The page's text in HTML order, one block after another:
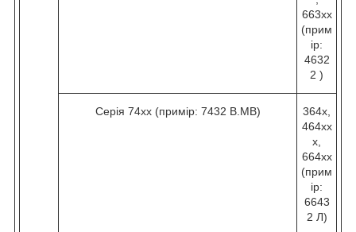
663хх
(прим
ір:
4632
2 )
Серія 74хх (примір: 7432 B.МВ)
364х,
464хх
х,
664хх
(прим
ір:
6643
2 Л)